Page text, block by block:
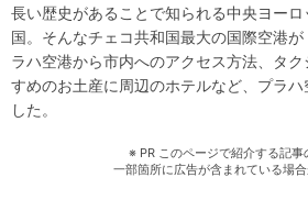
長い歴史があることで知られる中央ヨー
国。そんなチェコ共和国最大の国際空港
ラハ空港から市内へのアクセス方法、タ
すめのお土産に周辺のホテルなど、プラ
した。
※ PR このページで紹介する記事
一部箇所に広告が含まれている場合